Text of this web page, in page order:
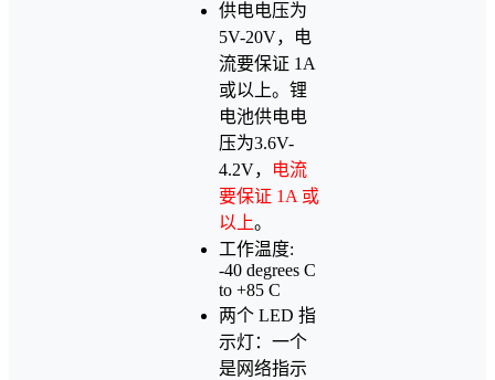
供电电压为
5V-20V，电
流要保证 1A
或以上。锂
电池供电电
压为3.6V-
4.2V，
电流
要保证 1A 或
以上。
工作温度:
-40 degrees C
to +85 C
两个 LED 指
示灯：一个
是网络指示